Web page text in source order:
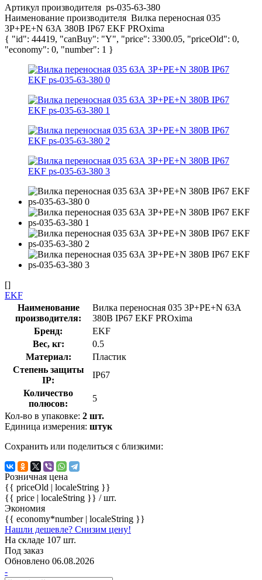
Артикул производителя ps-035-63-380
Наименование производителя Вилка переносная 035
3Р+РЕ+N 63А 380В IP67 EKF PROxima
{ "id": 44419, "canBuy": "Y", "price": 3300.05, "priceOld": 0,
"economy": 0, "number": 1 }
[]
EKF
Наименование
производителя:
Вилка переносная 035 3Р+РЕ+N 63А
380В IP67 EKF PROxima
Бренд:
EKF
Вес, кг:
0.5
Материал:
Пластик
Степень защиты
IP:
IP67
Количество
полюсов:
5
Кол-во в упаковке: 2 шт.
Единица измерения: штук
Сохранить или поделиться с близкими:
Розничная цена
{{ priceOld | localeString }}
{{ price | localeString }} / шт.
Экономия
{{ economy*number | localeString }}
Нашли дешевле? Снизим цену!
На складе 107 шт.
Под заказ
Обновлено 06.08.2026
-